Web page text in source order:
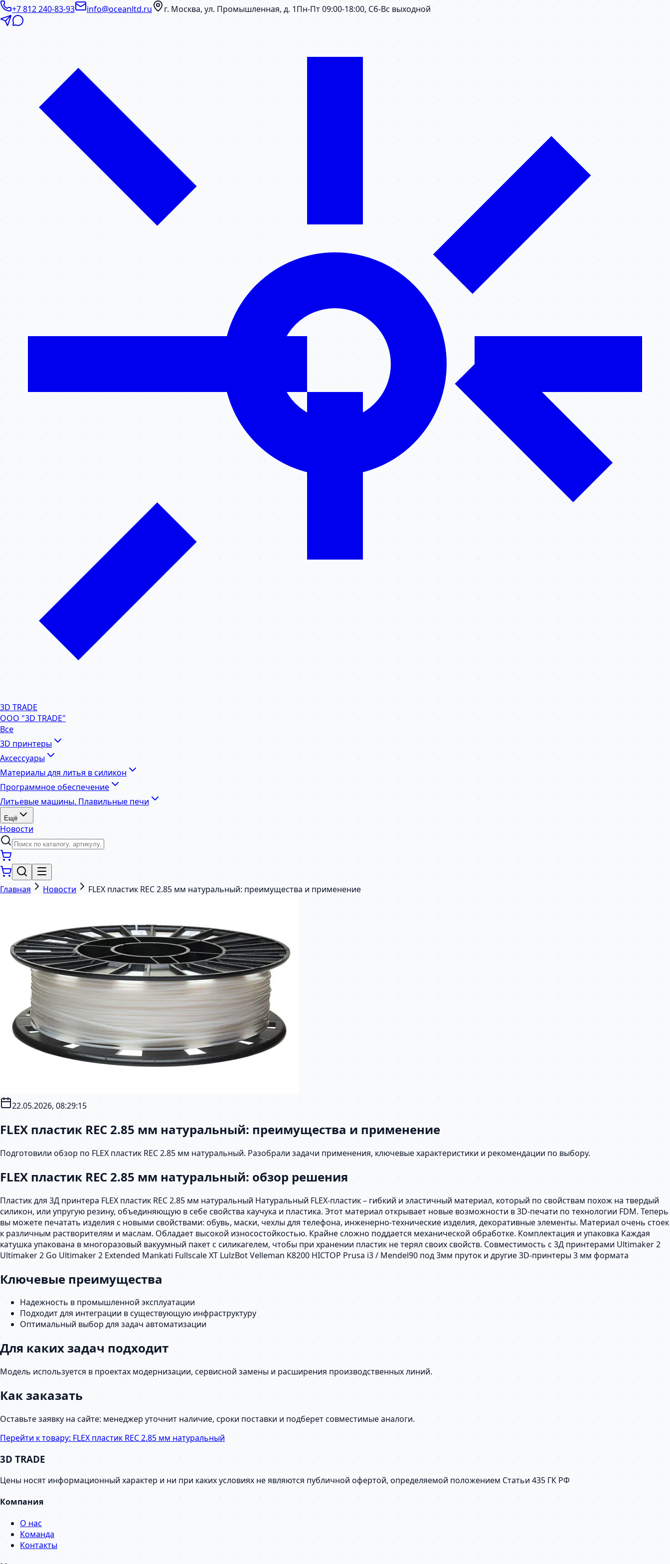
+7 812 240-83-93 info@oceanltd.ru г. Москва, ул. Промышленная, д. 1Пн-Пт 09:00-18:00, Сб-Вс выходной
3D TRADE
ООО "3D TRADE"
Все
3D принтеры
Аксессуары
Материалы для литья в силикон
Программное обеспечение
Литьевые машины. Плавильные печи
Ещё
Новости
Главная Новости FLEX пластик REC 2.85 мм натуральный: преимущества и применение
22.05.2026, 08:29:15
FLEX пластик REC 2.85 мм натуральный: преимущества и применение
Подготовили обзор по FLEX пластик REC 2.85 мм натуральный. Разобрали задачи применения, ключевые характеристики и рекомендации по выбору.
FLEX пластик REC 2.85 мм натуральный: обзор решения
Пластик для 3Д принтера FLEX пластик REC 2.85 мм натуральный Натуральный FLEX-пластик – гибкий и эластичный материал, который по свойствам похож на твердый
силикон, или упругую резину, объединяющую в себе свойства каучука и пластика. Этот материал открывает новые возможности в 3D-печати по технологии FDM. Теперь
вы можете печатать изделия с новыми свойствами: обувь, маски, чехлы для телефона, инженерно-технические изделия, декоративные элементы. Материал очень стоек
к различным растворителям и маслам. Обладает высокой износостойкостью. Крайне сложно поддается механической обработке. Комплектация и упаковка Каждая
катушка упакована в многоразовый вакуумный пакет с силикагелем, чтобы при хранении пластик не терял своих свойств. Совместимость с 3Д принтерами Ultimaker 2
Ultimaker 2 Go Ultimaker 2 Extended Mankati Fullscale XT LulzBot Velleman K8200 HICTOP Prusa i3 / Mendel90 под 3мм пруток и другие 3D-принтеры 3 мм формата
Ключевые преимущества
Надежность в промышленной эксплуатации
Подходит для интеграции в существующую инфраструктуру
Оптимальный выбор для задач автоматизации
Для каких задач подходит
Модель используется в проектах модернизации, сервисной замены и расширения производственных линий.
Как заказать
Оставьте заявку на сайте: менеджер уточнит наличие, сроки поставки и подберет совместимые аналоги.
Перейти к товару: FLEX пластик REC 2.85 мм натуральный
3D TRADE
Цены носят информационный характер и ни при каких условиях не являются публичной офертой, определяемой положением Статьи 435 ГК РФ
Компания
О нас
Команда
Контакты